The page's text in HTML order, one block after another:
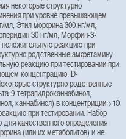
некоторые структурно
при уровне превышающем
мл, Этил морфина 300 нг/мл,
30 нг/мл, Морфин-3-
реакцию при
родственные амфетамину
реакцию при тестировании при
концентрацию: D-
структурно родственные
9-тетрагидроканнабинол,
каннабинол) в концентриции >10
при тестировании. Набор
для качественного определения
(или их метаболитов) и не